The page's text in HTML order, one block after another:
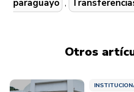
paraguayo ,
Otros